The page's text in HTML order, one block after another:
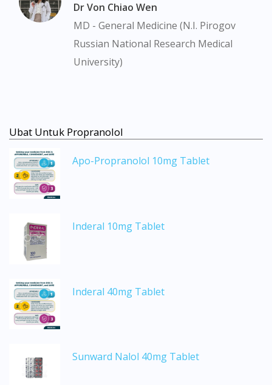
Dr Von Chiao Wen
MD - General Medicine (N.I. Pirogov
Russian National Research Medical
University)
Ubat Untuk Propranolol
Apo-Propranolol 10mg Tablet
Inderal 10mg Tablet
Inderal 40mg Tablet
Sunward Nalol 40mg Tablet